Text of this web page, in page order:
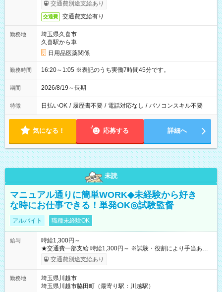
交通費別途支給あり
交通費 交通費支給有り
勤務地
埼玉県久喜市
久喜駅から車
日用品医薬関係
勤務時間 16:20～1:05 ※表記のうち実働7時間45分です。
期間 2026/8/19～長期
特徴 日払いOK / 履歴書不要 / 電話対応なし / パソコンスキル不要
気になる！ 応募する 詳細へ
未読
マニュアル通りに簡単WORK◆未経験から好き
な時にお仕事できる！単発OK◎試験監督
アルバイト 職種未経験OK
給与
時給1,300円～
★交通費一部支給 時給1,300円～ ※試験・役割により手当あり
※勤務回数により昇給あり 【即給（前払い）オプションあ
り！】 希望される場合、勤務から1週間ほどで給与の一部を受け
例】 ・河合塾模擬試験 8:30～17:30（休憩1時間） 時給1,300円
×8時間＝日収10,400円＋交通費 ※当日の役割により時給＋100
交通費別途支給あり
勤務地
埼玉県川越市
埼玉県川越市脇田町（最寄り駅：川越駅）